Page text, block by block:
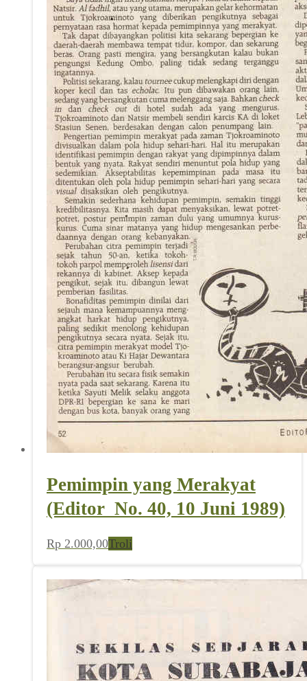
Pemimpin yang Merakyat
(Editor_No. 40, 10 Juni 1989)
Rp 2.000,00Troli